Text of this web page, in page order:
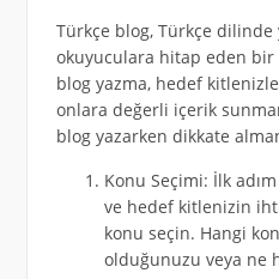
Türkçe blog, Türkçe dilinde
okuyuculara hitap eden
blog yazma, hedef
onlara değerli içerik
blog yazarken dikkate
Konu Seçimi: İlk
ve hedef kitlenizin
konu seçin. Hangi
olduğunuzu veya ne